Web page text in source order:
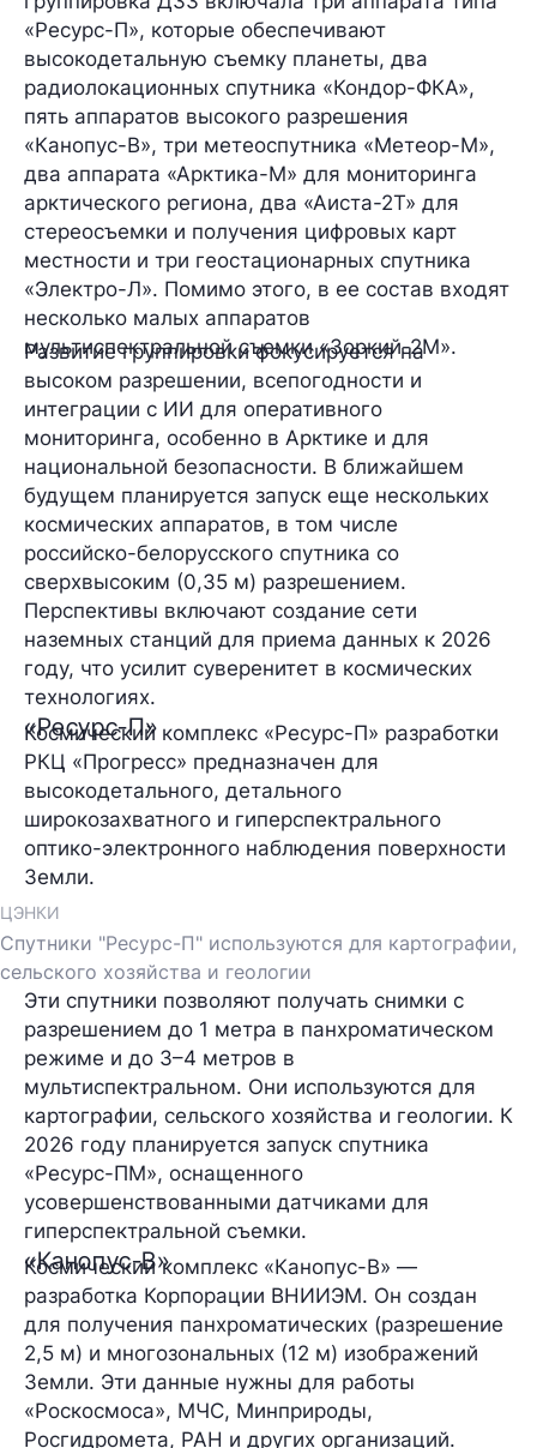
«Ресурс-П», которые обеспечивают
высокодетальную съемку планеты, два
радиолокационных спутника «Кондор-ФКА»,
пять аппаратов высокого разрешения
«Канопус-В», три метеоспутника «Метеор-М»,
два аппарата «Арктика-М» для мониторинга
арктического региона, два «Аиста-2Т» для
стереосъемки и получения цифровых карт
местности и три геостационарных спутника
«Электро-Л». Помимо этого, в ее состав входят
несколько малых аппаратов
мультиспектральной съемки «Зоркий-2М».
Развитие группировки фокусируется на
высоком разрешении, всепогодности и
интеграции с ИИ для оперативного
мониторинга, особенно в Арктике и для
национальной безопасности. В ближайшем
будущем планируется запуск еще нескольких
космических аппаратов, в том числе
российско-белорусского спутника со
сверхвысоким (0,35 м) разрешением.
Перспективы включают создание сети
наземных станций для приема данных к 2026
году, что усилит суверенитет в космических
технологиях.
«Ресурс-П»
Космический комплекс «Ресурс-П» разработки
РКЦ «Прогресс» предназначен для
высокодетального, детального
широкозахватного и гиперспектрального
оптико-электронного наблюдения поверхности
Земли.
ЦЭНКИ
Спутники "Ресурс-П" используются для картографии,
сельского хозяйства и геологии
Эти спутники позволяют получать снимки с
разрешением до 1 метра в панхроматическом
режиме и до 3–4 метров в
мультиспектральном. Они используются для
картографии, сельского хозяйства и геологии. К
2026 году планируется запуск спутника
«Ресурс-ПМ», оснащенного
усовершенствованными датчиками для
гиперспектральной съемки.
«Канопус-В»
Космический комплекс «Канопус-В» —
разработка Корпорации ВНИИЭМ. Он создан
для получения панхроматических (разрешение
2,5 м) и многозональных (12 м) изображений
Земли. Эти данные нужны для работы
«Роскосмоса», МЧС, Минприроды,
Росгидромета, РАН и других организаций.